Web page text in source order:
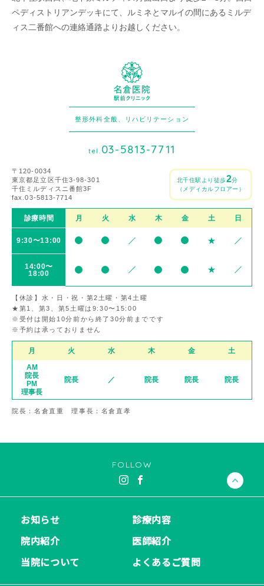
ペディストリアンデッキにて、ルミネとマルイの間にあるミルデ
ィス二番館への連絡通路よりお越しください。
整形外科全般、リハビリテーション
tel. 03-5813-7711
〒120-0034
東京都足立区千住3-98-301
千住ミルディスニ番館3F
fax.03-5813-7714
北千住駅より徒歩2分
（メディカルフロアー）
診療時間 月 火 水 木 金 土 日
9:30〜13:00
14:00〜
18:00
【休診】水・日・祝・第2土曜・第4土曜
★第1、第3、第5土曜は9:30〜15:00
※受付は開始10分前から終了30分前までです
※予約は承っておりません
月 火 水 木 金
土
AM
院長
PM
理事長
院長 ／ 院長 院長 院長
院長：名倉直重 理事長：名倉直孝
FOLLOW
お知らせ
診療内容
院内紹介
医師紹介
当院について
よくあるご質問